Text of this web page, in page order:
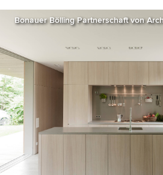
Bonauer Bölling Partnerschaft von